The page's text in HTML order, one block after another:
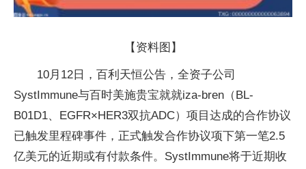
【资料图】
10月12日，百利天恒公告，全资子公司
SystImmune与百时美施贵宝就就iza-bren（BL-
B01D1、EGFR×HER3双抗ADC）项目达成的合作协议
已触发里程碑事件，正式触发合作协议项下第一笔2.5
亿美元的近期或有付款条件。SystImmune将于近期收